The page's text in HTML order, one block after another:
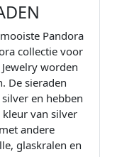
Pandora
collectie voor
worden
De sieraden
en hebben
van silver
andere
glaskralen en